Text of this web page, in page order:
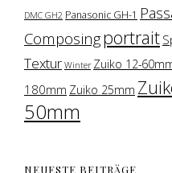
DMC GH2 Panasonic GH-1
Composingportrait
Textur Winter Zuiko 12-
180mm Zuiko 25mm
50mm
NEUESTE BEITRÄGE